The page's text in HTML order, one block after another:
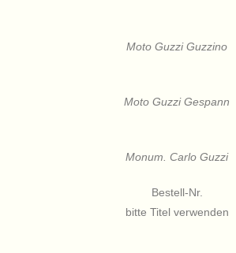
Moto Guzzi Guzzino
Moto Guzzi Gespann
Monum. Carlo Guzzi
Bestell-Nr.
bitte Titel verwenden